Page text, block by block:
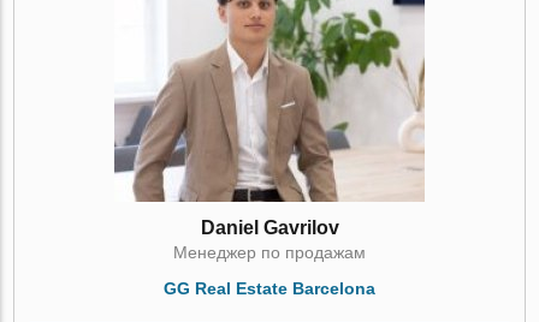
Daniel Gavrilov
Менеджер по продажам
GG Real Estate Barcelona